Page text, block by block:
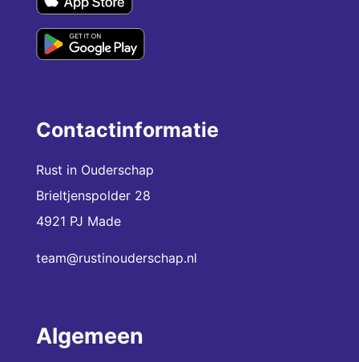
Contactinformatie
Rust in Ouderschap
Brieltjenspolder 28
4921 PJ Made
team@rustinouderschap.nl
Algemeen